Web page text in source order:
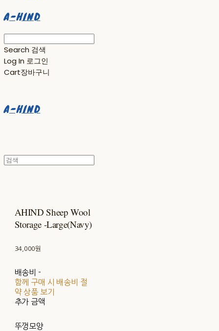
A-HIND
Search 검색
Log In 로그인
Cart장바구니
A-HIND
AHIND Sheep Wool
Storage -Large(Navy)
34,000원
배송비 -
함께 구매 시 배송비 절
약 상품 보기
추가 금액
뚜껑모양